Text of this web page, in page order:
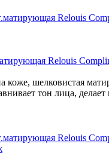
Relouis
коже, шелковистая
тон лица, делает